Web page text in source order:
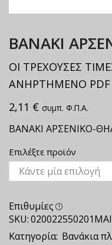
ΒΑΝΑΚΙ
ΟΙ ΤΡΕΧΟΥΣΕΣ
ΑΝΗΡΤΗΜΕΝΟ PDF
2,11 € συμπ. Φ.Π.Α.
ΒΑΝΑΚΙ ΑΡΣΕΝΙΚΟ-
Επιλέξτε προϊόν
Επιθυμίες
SKU:
Κατηγορία: Βανάκια